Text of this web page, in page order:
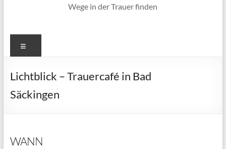
Wege in der Trauer finden
Lichtblick – Trauercafé in Bad
Säckingen
WANN